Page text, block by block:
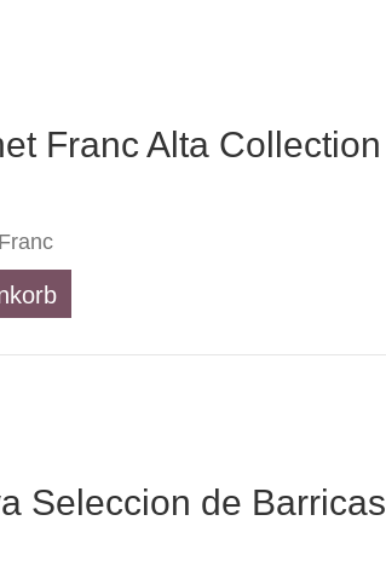
Franc Alta Collection
Seleccion de Barricas